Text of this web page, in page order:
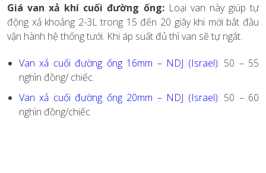
Giá van xả khí cuối đường ống:Loại van này giúp tự
động xả khoảng 2-3L trong 15 đến 20 giây khi mới bắt đầu
vận hành hệ thống tưới. Khi áp suất đủ thì van sẽ tự ngắt.
Van xả cuối đường ống 16mm – NDJ (Israel): 50 – 55
nghìn đồng/ chiếc.
Van xả cuối đường ống 20mm – NDJ (Israel): 50 – 60
nghìn đồng/chiếc